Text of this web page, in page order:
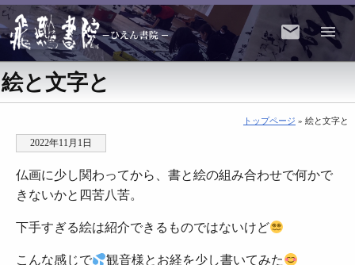
絵と文字と
トップページ » 絵と文字と
2022年11月1日
仏画に少し関わってから、書と絵の組み合わせで何かで
きないかと四苦八苦。
下手すぎる絵は紹介できるものではないけど
こんな感じで 観音様とお経を少し書いてみた